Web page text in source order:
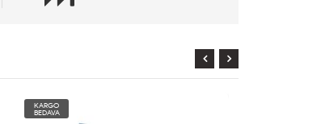
KARGO
BEDAVA